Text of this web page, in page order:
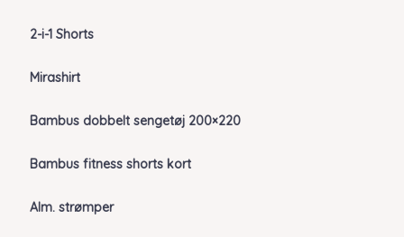
2-i-1 Shorts
Mirashirt
Bambus dobbelt sengetøj 200×220
Bambus fitness shorts kort
Alm. strømper